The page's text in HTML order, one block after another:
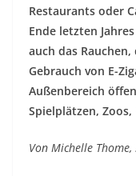
Restaurants oder
Ende letzten
auch das
Gebrauch von E-
Außenbereich
Spielplätzen,
Von Michelle